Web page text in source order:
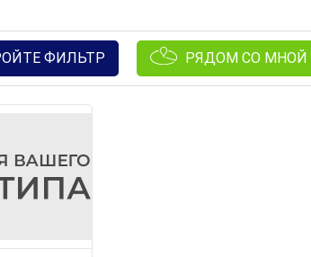
ФИЛЬТР РЯДОМ СО МНОЙ